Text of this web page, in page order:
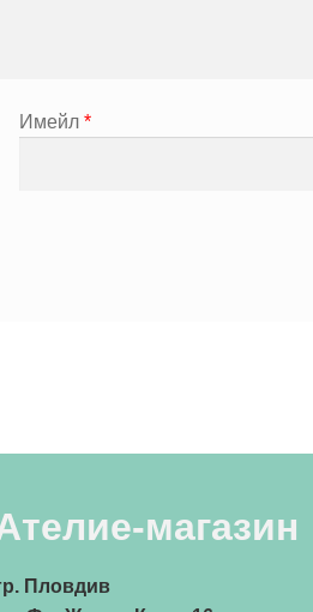
Имейл *
магазин
Пловдив